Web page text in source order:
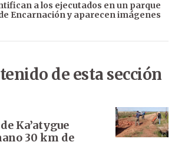
a los ejecutados en un parque
Encarnación y aparecen imágenes
de esta sección
Ka’atygue
30 km de